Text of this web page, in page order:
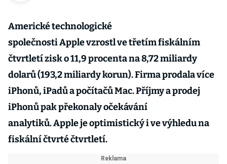
Americké technologické
společnostiApple vzrostl ve třetím fiskálním
čtvrtletí zisk o 11,9 procenta na 8,72 miliardy
dolarů (193,2 miliardy korun). Firma prodala více
iPhonů, iPadů a počítačů Mac. Příjmy a prodej
iPhonů pak překonaly očekávání
analytiků. Apple je optimistický i ve výhledu na
fiskální čtvrté čtvrtletí.